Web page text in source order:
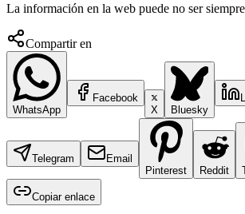
La información en la web puede no ser
Compartir en
WhatsApp
Facebook
X
Bluesky
Telegram
Email
Pinterest
Reddit
Copiar enlace